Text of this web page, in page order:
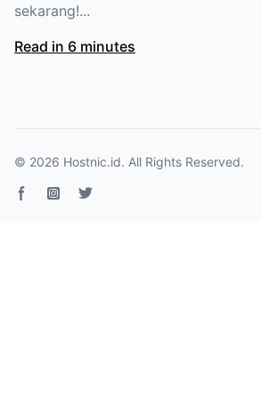
sekarang!...
Read in 6 minutes
© 2026 Hostnic.id. All Rights Reserved.